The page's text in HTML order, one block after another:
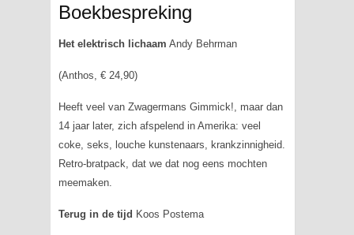
Boekbespreking
Het elektrisch lichaam Andy Behrman
(Anthos, € 24,90)
Heeft veel van Zwagermans Gimmick!, maar dan
14 jaar later, zich afspelend in Amerika: veel
coke, seks, louche kunstenaars, krankzinnigheid.
Retro-bratpack, dat we dat nog eens mochten
meemaken.
Terug in de tijd Koos Postema